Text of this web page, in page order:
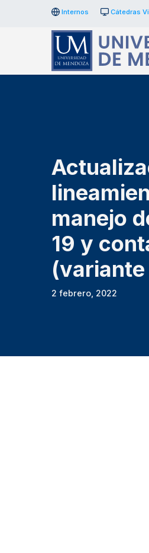
Internos Cátedras
manejo
19 y
2 febrero, 2022